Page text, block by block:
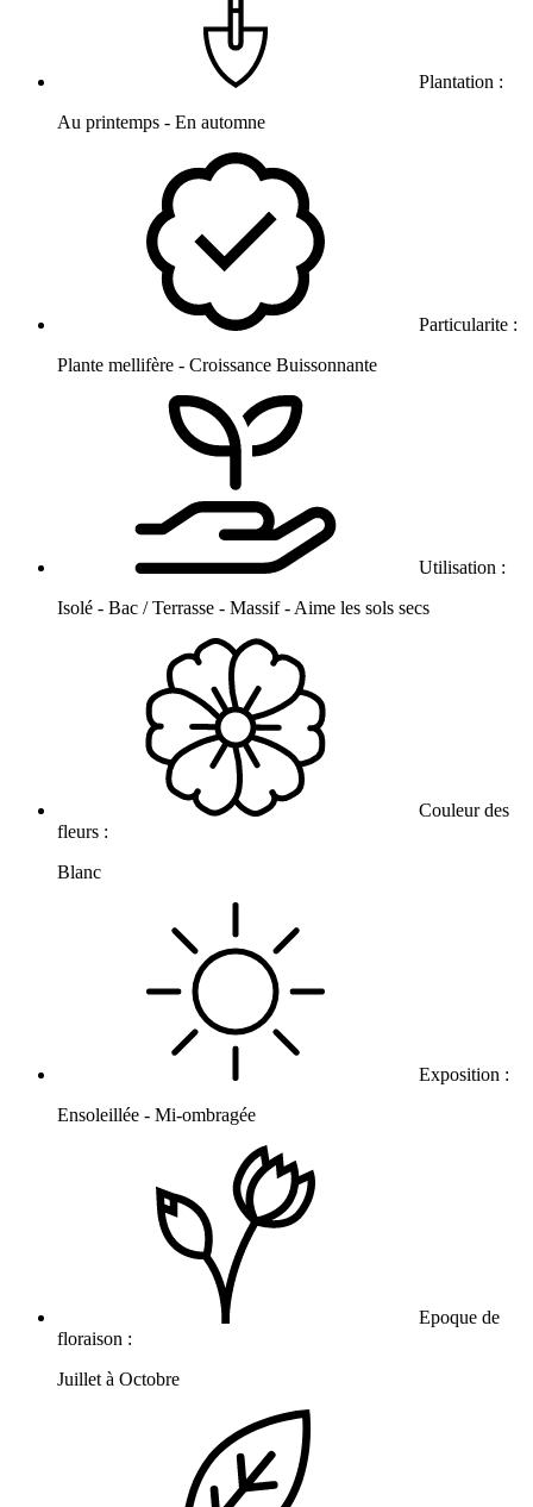
Plantation :
Au printemps - En automne
Particularite :
Plante mellifère - Croissance Buissonnante
Utilisation :
Isolé - Bac / Terrasse - Massif - Aime les sols secs
Couleur des
fleurs :
Blanc
Exposition :
Ensoleillée - Mi-ombragée
Epoque de
floraison :
Juillet à Octobre